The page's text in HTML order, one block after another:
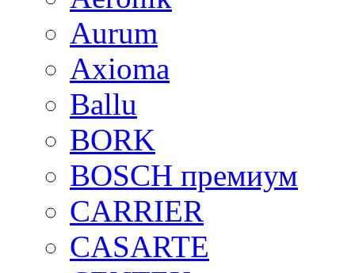
Aurum
Axioma
Ballu
BORK
BOSCH премиум
CARRIER
CASARTE